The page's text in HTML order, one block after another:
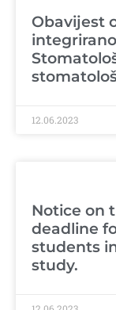
Obavijest
12.06.2023
Notice on
deadline
students
study.